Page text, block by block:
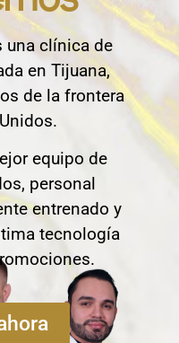
una clínica de
en Tijuana,
de la frontera
equipo de
personal
entrenado y
tecnología